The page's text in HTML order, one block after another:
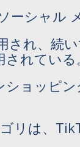
シャル
れ、続
れている。
ョッピ
リは、